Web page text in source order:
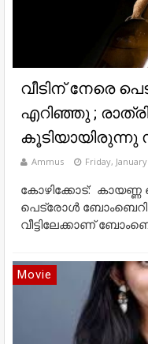
വീടിന് നേരെ
എറിഞ്ഞു ;
കൂടിയായിരുന്നു
Ammus Friday, January
കോഴിക്കോട്: കായണ്ണ
പെട്രോള്‍
വീട്ടിലേക്കാണ്
Movie